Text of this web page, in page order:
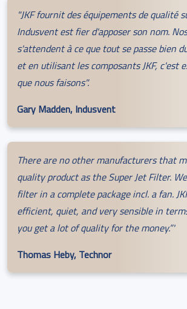
"JKF fournit des équipements de qualité
Indusvent est fier d'apposer son nom.
s'attendent à ce que tout se passe bien
et en utilisant les composants JKF, c'est
que nous faisons".
Gary Madden, Indusvent
There are no other manufacturers that
quality product as the Super Jet Filter.
filter in a complete package incl. a fan.
efficient, quiet, and very sensible in
you get a lot of quality for the money.”'
Thomas Heby, Technor